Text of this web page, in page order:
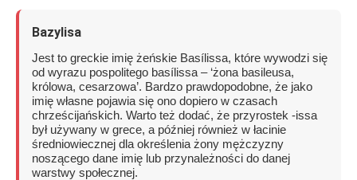
Bazylisa
Jest to greckie imię żeńskie Basílissa, które wywodzi się
od wyrazu pospolitego basílissa – ‘żona basileusa,
królowa, cesarzowa’. Bardzo prawdopodobne, że jako
imię własne pojawia się ono dopiero w czasach
chrześcijańskich. Warto też dodać, że przyrostek -issa
był używany w grece, a później również w łacinie
średniowiecznej dla określenia żony mężczyzny
noszącego dane imię lub przynależności do danej
warstwy społecznej.